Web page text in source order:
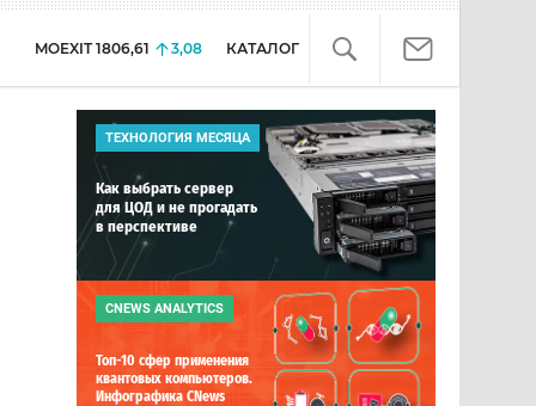
MOEXIT 1806,61 3,08 КАТАЛОГ
ТЕХНОЛОГИЯ МЕСЯЦА
Как выбрать сервер
для ЦОД и не прогадать
в перспективе
CNEWS ANALYTICS
Топ-10 сфер применения
квантовых компьютеров.
Инфографика CNews